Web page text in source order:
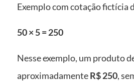
Exemplo com cotação fictícia
50 × 5 = 250
Nesse exemplo, um produto
aproximadamenteR$ 250,